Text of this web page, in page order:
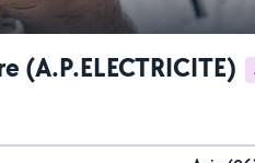
(A.P.ELECTRICITE)